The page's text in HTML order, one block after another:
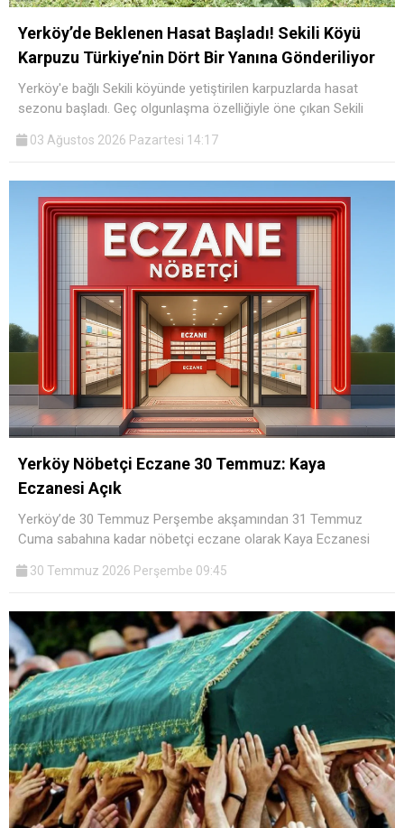
Yerköy’de Beklenen Hasat Başladı! Sekili Köyü
Karpuzu Türkiye’nin Dört Bir Yanına Gönderiliyor
Yerköy'e bağlı Sekili köyünde yetiştirilen karpuzlarda hasat
sezonu başladı. Geç olgunlaşma özelliğiyle öne çıkan Sekili
03 Ağustos 2026 Pazartesi 14:17
Yerköy Nöbetçi Eczane 30 Temmuz: Kaya
Eczanesi Açık
Yerköy’de 30 Temmuz Perşembe akşamından 31 Temmuz
Cuma sabahına kadar nöbetçi eczane olarak Kaya Eczanesi
30 Temmuz 2026 Perşembe 09:45